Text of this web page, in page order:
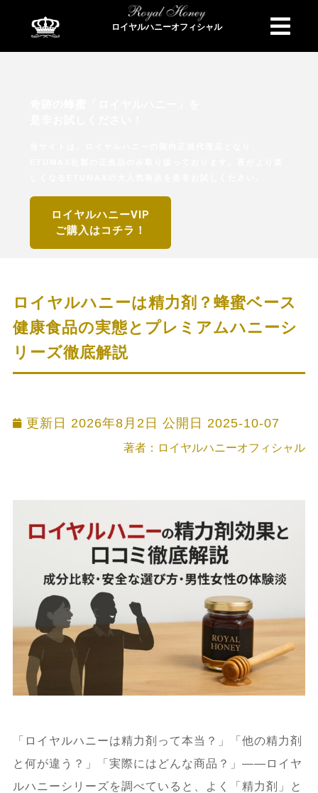
ロイヤルハニーオフィシャル
ロイヤルハニーVIP
ご購入はコチラ！
ロイヤルハニーは精力剤？蜂蜜ベース
健康食品の実態とプレミアムハニーシ
リーズ徹底解説
更新日 2026年8月2日 公開日 2025-10-07
著者：ロイヤルハニーオフィシャル
「ロイヤルハニーは精力剤って本当？」「他の精力剤
と何が違う？」「実際にはどんな商品？」——ロイヤ
ルハニーシリーズを調べていると、よく「精力剤」と